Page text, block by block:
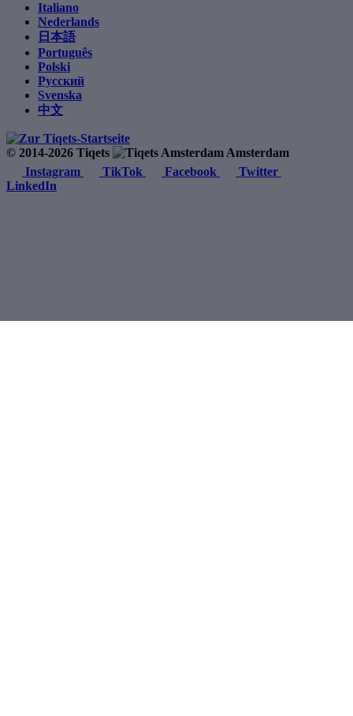
Italiano
Nederlands
日本語
Português
Polski
Русский
Svenska
中文
© 2014-2026 Tiqets
Amsterdam
Instagram
TikTok Facebook
Twitter
LinkedIn